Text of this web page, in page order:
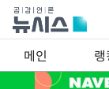
메인 랭